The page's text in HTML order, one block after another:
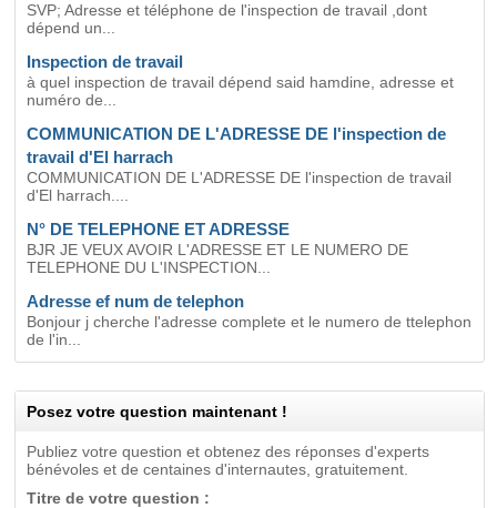
SVP; Adresse et téléphone de l'inspection de travail ,dont
dépend un...
Inspection de travail
à quel inspection de travail dépend said hamdine, adresse et
numéro de...
COMMUNICATION DE L'ADRESSE DE l'inspection de
travail d'El harrach
COMMUNICATION DE L'ADRESSE DE l'inspection de travail
d'El harrach....
N° DE TELEPHONE ET ADRESSE
BJR JE VEUX AVOIR L'ADRESSE ET LE NUMERO DE
TELEPHONE DU L'INSPECTION...
Adresse ef num de telephon
Bonjour j cherche l'adresse complete et le numero de ttelephon
de l'in...
Posez votre question maintenant !
Publiez votre question et obtenez des réponses d'experts
bénévoles et de centaines d'internautes, gratuitement.
Titre de votre question :